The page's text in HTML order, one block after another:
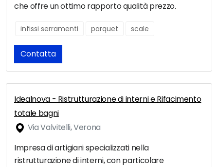
che offre un ottimo rapporto qualità prezzo.
infissi serramenti parquet scale
Contatta
Idealnova - Ristrutturazione di interni e Rifacimento
totale bagni
Via Valvitelli, Verona
Impresa di artigiani specializzati nella
ristrutturazione di interni, con particolare